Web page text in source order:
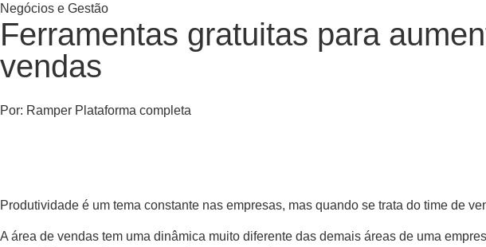
Negócios e Gestão
Ferramentas gratuitas para
vendas
Por: Ramper Plataforma completa
Produtividade é um tema constante nas empresas, mas quando se trata do time de
A área de vendas tem uma dinâmica muito diferente das demais áreas de uma